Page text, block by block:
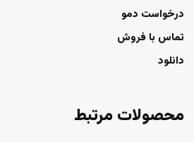
درخواست دمو
تماس با فروش
دانلود
محصولات مرتبط